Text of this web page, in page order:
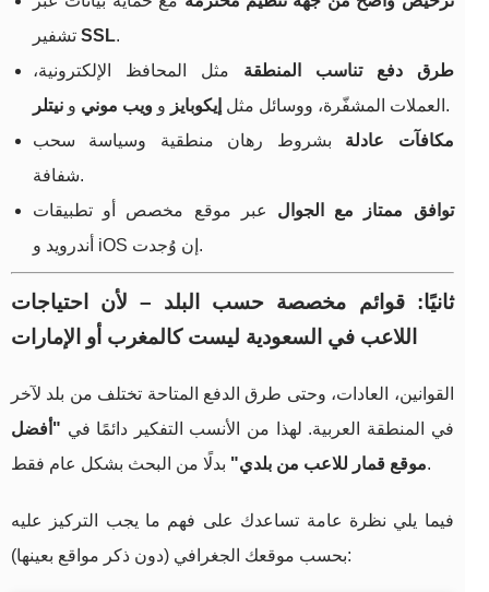
SSL.
طرق دفع تناسب المنطقة مثل المحافظ الإلكترونية،
العملات المشفّرة، ووسائل مثل إيكوبايز و ويب موني و نيتلر
.
مكافآت عادلة بشروط رهان منطقية وسياسة سحب
شفافة.
توافق ممتاز مع الجوال عبر موقع مخصص أو تطبيقات
أندرويد و iOS إن وُجدت.
ثانيًا: قوائم مخصصة حسب البلد – لأن احتياجات
اللاعب في السعودية ليست كالمغرب أو الإمارات
القوانين، العادات، وحتى طرق الدفع المتاحة تختلف من بلد لآخر
في المنطقة العربية. لهذا من الأنسب التفكير دائمًا في "أفضل
موقع قمار للاعب من بلدي"بدلًا من البحث بشكل عام فقط.
فيما يلي نظرة عامة تساعدك على فهم ما يجب التركيز عليه
بحسب موقعك الجغرافي (دون ذكر مواقع بعينها):